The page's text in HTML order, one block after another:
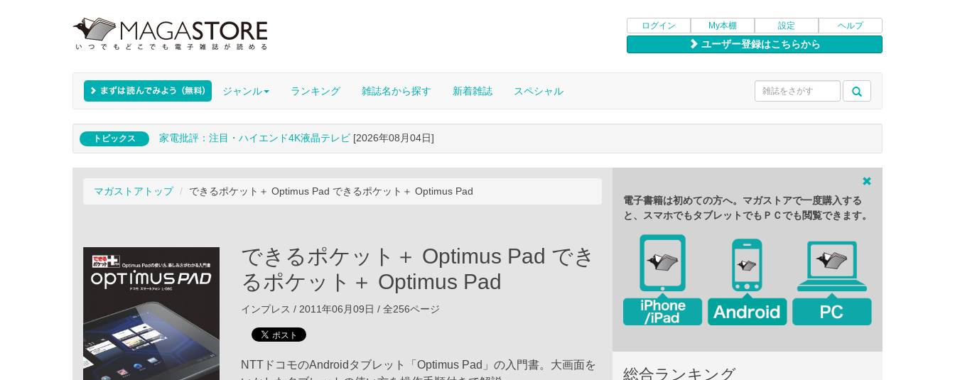
ログイン My本棚 設定 ヘルプ
ユーザー登録はこちらから
ジャンル ランキング 雑誌名から探す 新着雑誌 スペシャル
トピックス 家電批評：注目・ハイエンド4K液晶テレビ [2026年08月04日]
マガストアトップ できるポケット＋ Optimus Pad できるポケット＋ Optimus Pad
できるポケット＋ Optimus Pad でき
るポケット＋ Optimus Pad
インプレス / 2011年06月09日 / 全256ページ
NTTドコモのAndroidタブレット「Optimus Pad」の入門書。大画面を
電子書籍は初めての方へ。マガストアで一度購入する
と、スマホでもタブレットでもＰＣでも閲覧できます。
総合ランキング